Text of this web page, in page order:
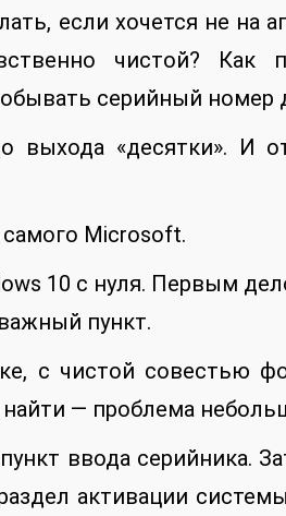
если хочется не на
чистой? Как
серийный номер
«десятки». И
Microsoft.
10 с нуля. Первым
пункт.
с чистой совестью
найти — проблема
ввода серийника.
активации